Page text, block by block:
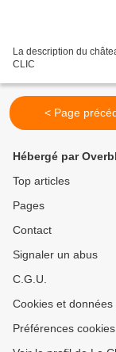
La description du
CLIC
< Page
Hébergé par
Top articles
Pages
Contact
Signaler un abus
C.G.U.
Cookies et
Préférences cookies